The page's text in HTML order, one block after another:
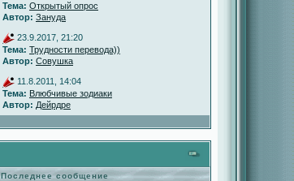
Тема: Открытый опрос
Автор: Зануда
23.9.2017, 21:20
Тема: Трудности перевода))
Автор: Совушка
11.8.2011, 14:04
Тема: Влюбчивые зодиаки
Автор: Дейрдре
Последнее сообщение